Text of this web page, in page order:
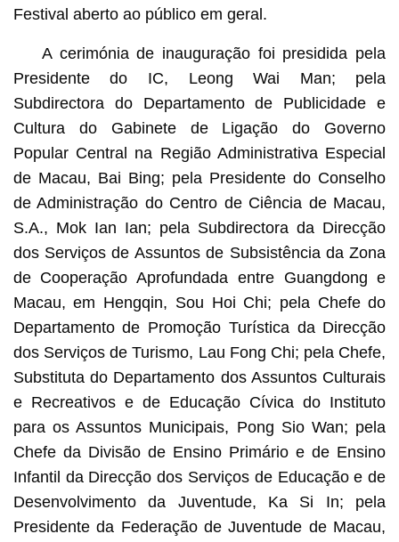
Festival aberto ao público em geral.
A cerimónia de inauguração foi presidida pela
Presidente do IC, Leong Wai Man; pela
Subdirectora do Departamento de Publicidade e
Cultura do Gabinete de Ligação do Governo
Popular Central na Região Administrativa Especial
de Macau, Bai Bing; pela Presidente do Conselho
de Administração do Centro de Ciência de Macau,
S.A., Mok Ian Ian; pela Subdirectora da Direcção
dos Serviços de Assuntos de Subsistência da Zona
de Cooperação Aprofundada entre Guangdong e
Macau, em Hengqin, Sou Hoi Chi; pela Chefe do
Departamento de Promoção Turística da Direcção
dos Serviços de Turismo, Lau Fong Chi; pela Chefe,
Substituta do Departamento dos Assuntos Culturais
e Recreativos e de Educação Cívica do Instituto
para os Assuntos Municipais, Pong Sio Wan; pela
Chefe da Divisão de Ensino Primário e de Ensino
Infantil da Direcção dos Serviços de Educação e de
Desenvolvimento da Juventude, Ka Si In; pela
Presidente da Federação de Juventude de Macau,